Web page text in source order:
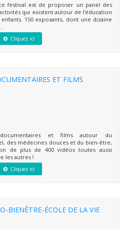
festival est de proposer un panel des
qui existent autour de l’éducation
150 exposants, dont une dizaine
Cliquez ici
ET FILMS
et films autour du
des médecines douces et du bien-être,
de plus de 400 vidéos toutes aussi
les autres !
Cliquez ici
BIENÊTRE-ÉCOLE DE LA VIE